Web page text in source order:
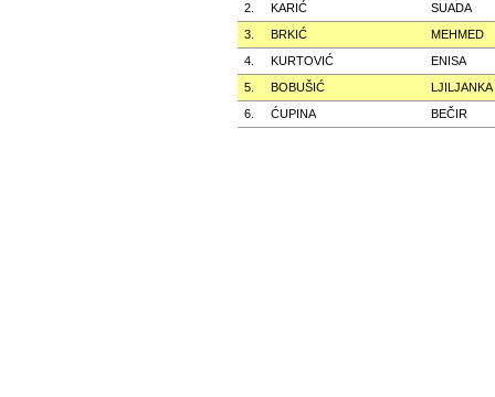
2.
KARIĆ
SUADA
3.
BRKIĆ
MEHMED
4.
KURTOVIĆ
ENISA
5.
BOBUŠIĆ
LJILJANKA
6.
ĆUPINA BEČIR